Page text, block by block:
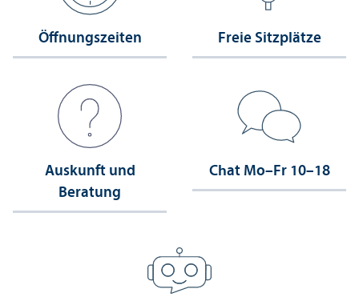
Öffnungs­zeiten Freie Sitzplätze
Auskunft und
Beratung
Chat Mo–Fr 10–18